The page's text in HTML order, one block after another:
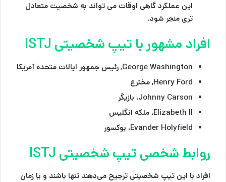
این عملکرد گاهی اوقات می تواند به شخصیت متعادل
تری منجر شود.
افراد مشهور با تیپ شخصیتی ISTJ
George Washington, رئیس جمهور ایالات متحده آمریکا
Henry Ford, مخترع
Johnny Carson، بازیگر
Elizabeth II، ملکه انگلیس
Evander Holyfield، بوکسور
روابط شخصی تیپ شخصیتی ISTJ
افراد با این تیپ شخصیتی ترجیح می‌دهند تنها باشند و یا زمان